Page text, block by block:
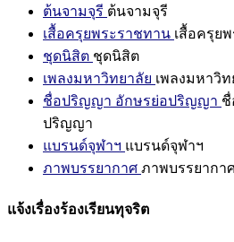
ต้นจามจุรี ต้นจามจุรี
เสื้อครุยพระราชทาน เสื้อครุย
ชุดนิสิต ชุดนิสิต
เพลงมหาวิทยาลัย เพลงมหาวิท
ชื่อปริญญา อักษรย่อปริญญา ชื่
ปริญญา
แบรนด์จุฬาฯ แบรนด์จุฬาฯ
ภาพบรรยากาศ ภาพบรรยากา
แจ้งเรื่องร้องเรียนทุจริต